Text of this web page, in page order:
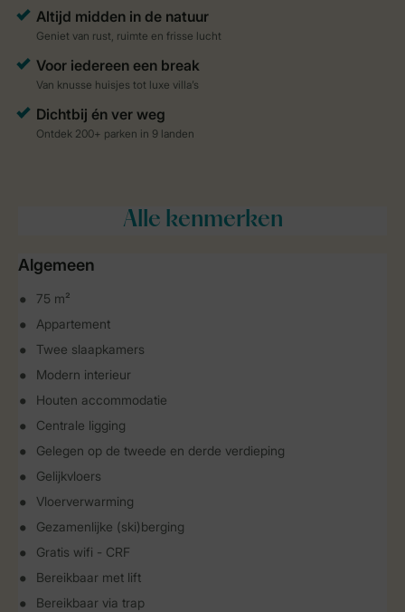
Alle kenmerken
Algemeen
75 m²
Appartement
Twee slaapkamers
Modern interieur
Houten accommodatie
Centrale ligging
Gelegen op de tweede en derde verdieping
Gelijkvloers
Vloerverwarming
Gezamenlijke (ski)berging
Gratis wifi - CRF
Bereikbaar met lift
Bereikbaar via trap